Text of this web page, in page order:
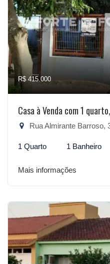
R$ 415.000
Casa à Venda com 1
Rua Almirante Barroso, 3209
1 Quarto 1 Banheiro
Mais informações